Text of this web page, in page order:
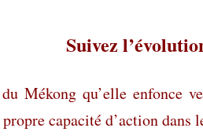
Suivez
Mékong qu’elle enfonce
capacité d’action dans